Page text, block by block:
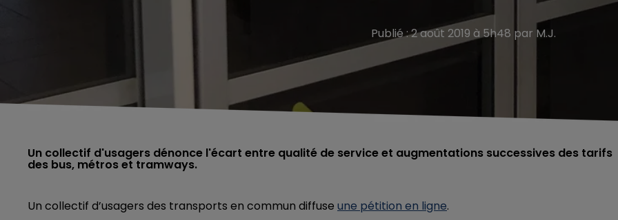
Publié : 2 août 2019 à 5h48 par M.J.
Un collectif d'usagers dénonce l'écart entre qualité de service et augmentations successives des tarifs
des bus, métros et tramways.
Un collectif d’usagers des transports en commun diffuse une pétition en ligne.